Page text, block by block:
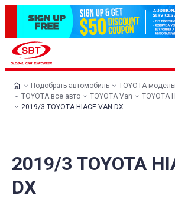
Подобрать автомобиль
TOYOTA
TOYOTA все авто
TOYOTA Van
TOYOTA
2019/3 TOYOTA HIACE VAN DX
2019/3 TOYOTA
DX